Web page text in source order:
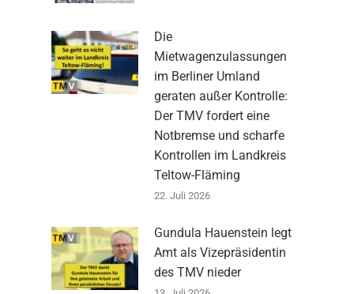
Die
Mietwagenzulassungen
im Berliner Umland
geraten außer Kontrolle:
Der TMV fordert eine
Notbremse und scharfe
Kontrollen im Landkreis
Teltow-Fläming
22. Juli 2026
Gundula Hauenstein legt
Amt als Vizepräsidentin
des TMV nieder